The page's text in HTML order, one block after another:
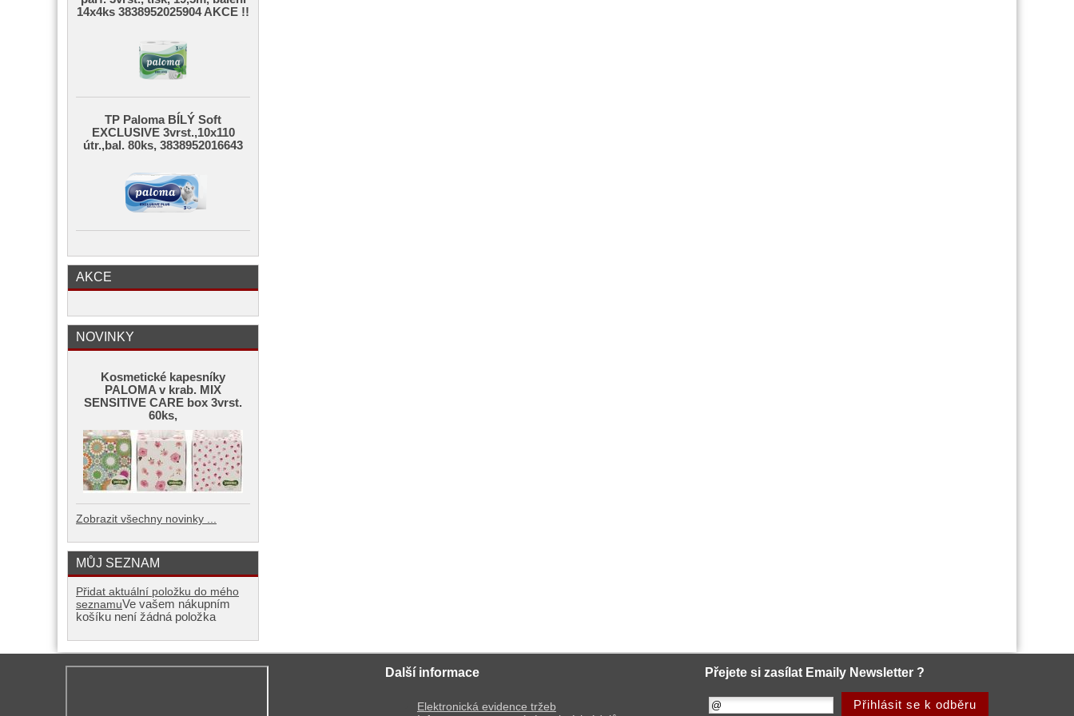
14x4ks 3838952025904 AKCE !!
TP Paloma BÍLÝ Soft
EXCLUSIVE 3vrst.,10x110
útr.,bal. 80ks, 3838952016643
AKCE
NOVINKY
Kosmetické kapesníky
PALOMA v krab. MIX
SENSITIVE CARE box 3vrst.
60ks,
Zobrazit všechny novinky ...
MŮJ SEZNAM
Přidat aktuální položku do mého
seznamuVe vašem nákupním
košíku není žádná položka
Další informace
Elektronická evidence tržeb
Přejete si zasílat Emaily Newsletter ?